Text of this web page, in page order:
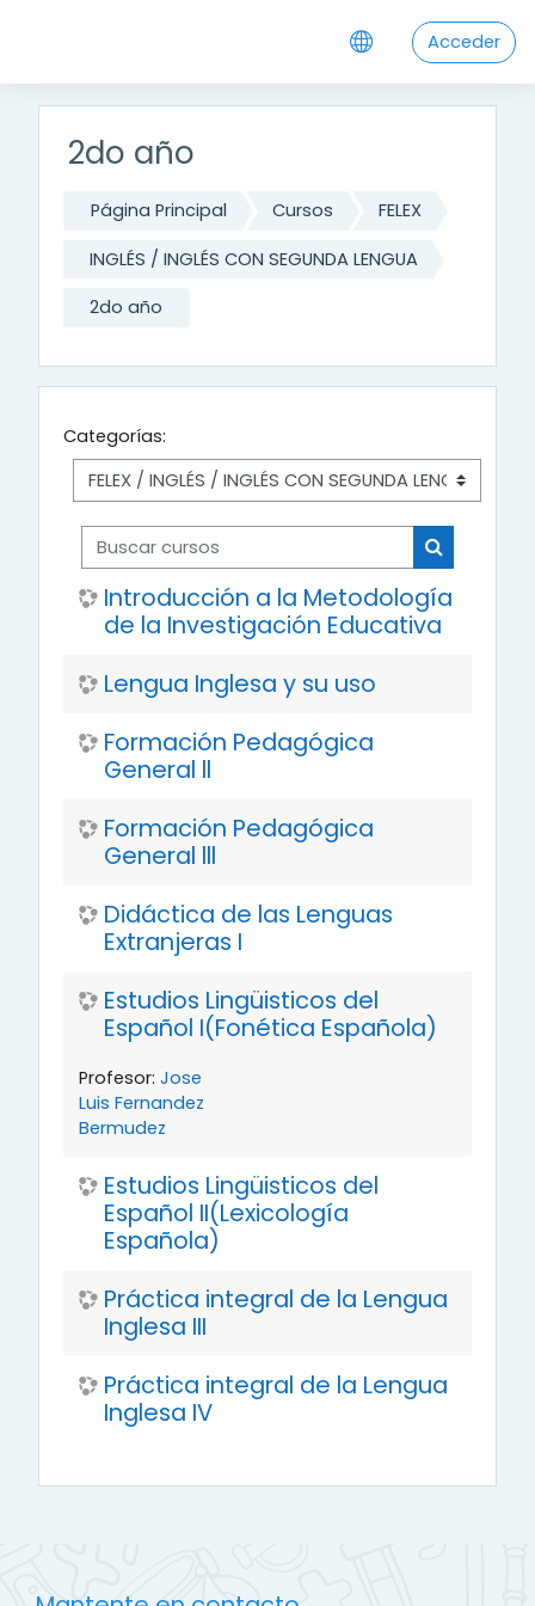
Acceder
2do año
Página Principal Cursos FELEX
INGLÉS / INGLÉS CON SEGUNDA LENGUA
2do año
Categorías:
Buscar cursos
Buscar
Introducción a la Metodología
de la Investigación Educativa
Lengua Inglesa y su uso
Formación Pedagógica
General ll
Formación Pedagógica
General lll
Didáctica de las Lenguas
Extranjeras I
Estudios Lingüisticos del
Español I(Fonética Española)
Profesor: Jose
Luis Fernandez
Bermudez
Estudios Lingüisticos del
Español II(Lexicología
Española)
Práctica integral de la Lengua
Inglesa III
Práctica integral de la Lengua
Inglesa IV